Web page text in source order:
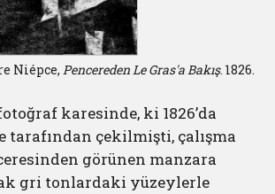
Niépce, Pencereden Le Gras'a Bakış. 1826.
karesinde, ki 1826’da
tarafından çekilmişti, çalışma
görünen manzara
gri tonlardaki yüzeylerle